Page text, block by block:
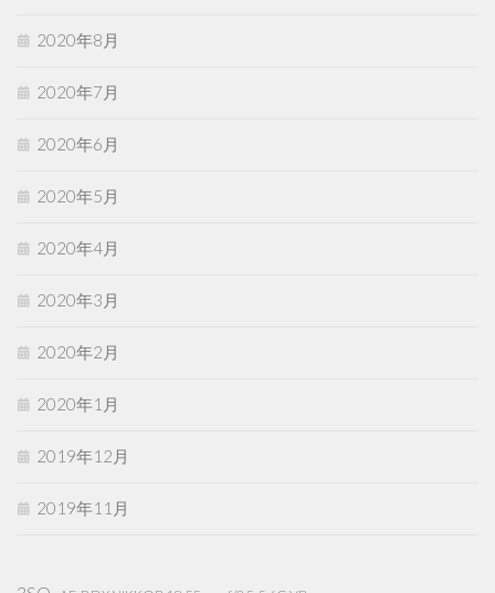
2020年8月
2020年7月
2020年6月
2020年5月
2020年4月
2020年3月
2020年2月
2020年1月
2019年12月
2019年11月